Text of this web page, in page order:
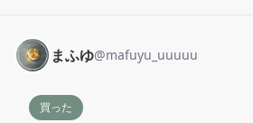
まふゆ@mafuyu_uuuuu
買った